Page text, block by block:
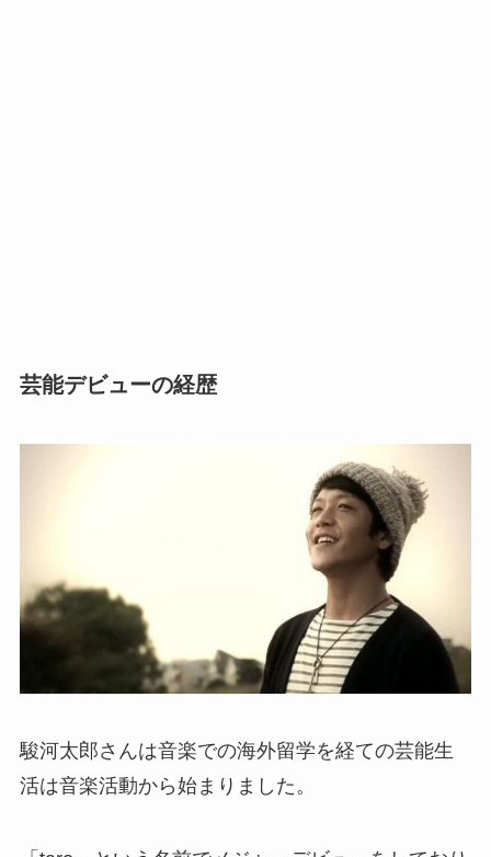
芸能デビューの経歴
駿河太郎さんは音楽での海外留学を経ての芸能生
活は音楽活動から始まりました。